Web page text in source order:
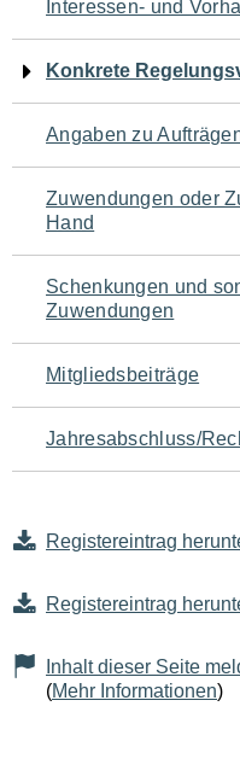
Seiteninhalt
Interessen- und
Konkrete
Angaben zu
Zuwendungen oder
Hand
Schenkungen und
Zuwendungen
Mitgliedsbeiträge
Jahresabschluss/
Registereintrag
Registereintrag
Inhalt dieser Seite
(Mehr Informationen)